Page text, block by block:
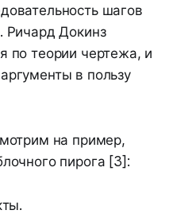
шагов
Ричард Докинз
по теории чертежа, и
в пользу
на пример,
пирога [3]: